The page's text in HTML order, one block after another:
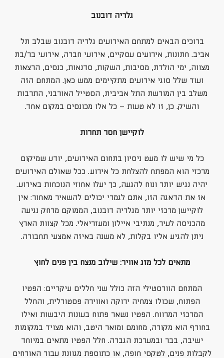
גלריה דובנוב
ברוכים הבאים למתחם האירועים גלריה דובנוב שבלב תל
אביב. חתונות, אירועים עסקיים, אירועי חברה, אירועי בר/בת
מצווה, ימי הולדת, מסיבות, השקות, סדנאות, כנסים, הרצאות
ועוד שלל סוגי אירועים מתקיימים ממש כאן. המתחם הזה
משלב בין המורשת התל אביבית, הסטייל האורבני, התרבות
והשיק. כן, זו לא טעות – כל אלו מכונסים במקום אחד.
לוקיישן חסר תחרות
כל מי שיש לו מעט ניסיון בתחום האירועים, יודע שמיקום
מרכזי הוא המפתח להצלחת כל אירוע. ככל שאולם האירועים
יהיה נגיש יותר ונוח להגעה, כך יעלו אחוזי הנוכחות באירוע.
אז את הדאגה הזו, אתם לגמרי יכולים להשאיר מאחור: אין
לוקיישן מרכזי יותר מגלריה דובנוב, הממוקם מרחק נגיעה
מהכניסה לעיר, מנתיבי איילון ומעזריאלי. מכל קצוות הארץ
ניתן להגיע אליו בקלות, לא משנה באיזה אמצעי תחבורה.
מתאים לכל מזג אוויר: שילוב מנצח בין פנים לחוץ
המתחם הוורסטילי הזה כולל שני חללים עיקריים: הפטיו
הפתוח, שכולו צמחיה ירוקה ואווירה פסטורלית, והחלל
המרכזי המרווח. הפטיו נשאר פתוח בעונות היבשות ואילו
בחורף הוא מקורה, מחומם ומואר היטב, והוא מצויד במקומות
ישיבה, בבר ובמערכת הגברה. חלל הפטיו מתאים במיוחד
לקבלות פנים, לטקסי חופה, או כתוספת מגוונת עבור האורחים